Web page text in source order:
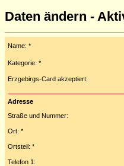
Daten ändern -
Name: *
Kategorie: *
Erzgebirgs-Card akzeptiert:
Adresse
Straße und Nummer:
Ort: *
Ortsteil: *
Telefon 1: